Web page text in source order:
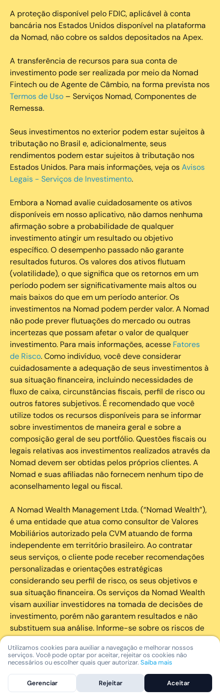
A proteção disponível pelo FDIC, aplicável à conta
bancária nos Estados Unidos disponível na plataforma
da Nomad, não cobre os saldos depositados na Apex.
A transferência de recursos para sua conta de
investimento pode ser realizada por meio da Nomad
Fintech ou de Agente de Câmbio, na forma prevista nos
Termos de Uso – Serviços Nomad, Componentes de
Remessa.
Seus investimentos no exterior podem estar sujeitos à
tributação no Brasil e, adicionalmente, seus
rendimentos podem estar sujeitos à tributação nos
Estados Unidos. Para mais informações, veja osAvisos
Legais - Serviços de Investimento.
Embora a Nomad avalie cuidadosamente os ativos
disponíveis em nosso aplicativo, não damos nenhuma
afirmação sobre a probabilidade de qualquer
investimento atingir um resultado ou objetivo
específico. O desempenho passado não garante
resultados futuros. Os valores dos ativos flutuam
(volatilidade), o que significa que os retornos em um
período podem ser significativamente mais altos ou
mais baixos do que em um período anterior. Os
investimentos na Nomad podem perder valor. A Nomad
não pode prever flutuações do mercado ou outras
incertezas que possam afetar o valor de qualquer
investimento. Para mais informações, acesse Fatores
de Risco. Como indivíduo, você deve considerar
cuidadosamente a adequação de seus investimentos à
sua situação financeira, incluindo necessidades de
fluxo de caixa, circunstâncias fiscais, perfil de risco ou
outros fatores subjetivos. É recomendado que você
utilize todos os recursos disponíveis para se informar
sobre investimentos de maneira geral e sobre a
composição geral de seu portfólio. Questões fiscais ou
legais relativas aos investimentos realizados através da
Nomad devem ser obtidas pelos próprios clientes. A
Nomad e suas afiliadas não fornecem nenhum tipo de
aconselhamento legal ou fiscal.
A Nomad Wealth Management Ltda. (“Nomad Wealth”),
é uma entidade que atua como consultor de Valores
Mobiliários autorizado pela CVM atuando de forma
independente em território brasileiro. Ao contratar
seus serviços, o cliente pode receber recomendações
personalizadas e orientações estratégicas
considerando seu perfil de risco, os seus objetivos e
sua situação financeira. Os serviços da Nomad Wealth
visam auxiliar investidores na tomada de decisões de
investimento, porém não garantem resultados e não
substituem sua análise. Informe-se sobre os riscos de
cada investimento e invista com responsabilidade.
As marcas registradas, logotipos e marcas de serviço
que aparecem nos Serviços, incluindo, mas não se
limitando à marca registrada “Nomad” são marcas
Utilizamos cookies para auxiliar a navegação e melhorar nossos
serviços. Você pode optar por aceitar, rejeitar os cookies não
necessários ou escolher quais quer autorizar. Saiba mais
Gerenciar Rejeitar Aceitar